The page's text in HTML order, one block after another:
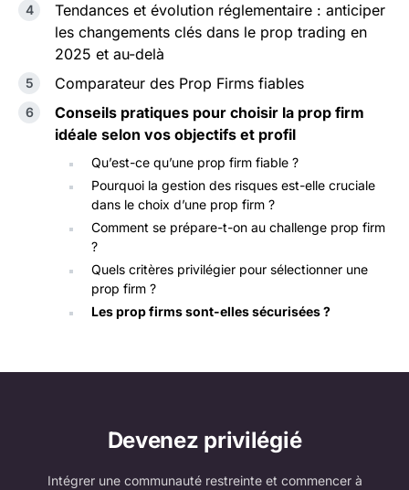
Tendances et évolution réglementaire : anticiper
les changements clés dans le prop trading en
2025 et au-delà
Comparateur des Prop Firms fiables
Conseils pratiques pour choisir la prop firm
idéale selon vos objectifs et profil
Qu’est-ce qu’une prop firm fiable ?
Pourquoi la gestion des risques est-elle cruciale
dans le choix d’une prop firm ?
Comment se prépare-t-on au challenge prop firm
?
Quels critères privilégier pour sélectionner une
prop firm ?
Les prop firms sont-elles sécurisées ?
Devenez privilégié
Intégrer une communauté restreinte et commencer à